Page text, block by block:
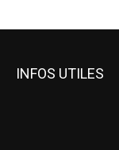
INFOS UTILES